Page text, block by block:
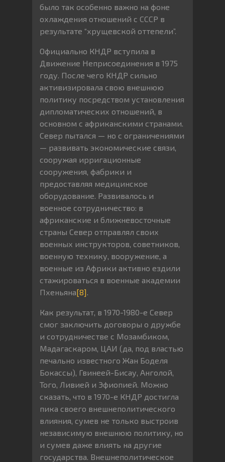
было так особенно важно на фоне
охлаждения отношений с СССР в
результате “хрущевской оттепели”.
Официально КНДР вступила в
Движение Неприсоединения в 1975
году. После чего КНДР сильно
активизировала свою внешнюю
политику посредством установления
дипломатических отношений, в
основном с африканскими странами.
Север пытался — но с ограничениями
— развивать экономические связи,
сооружая ирригационные
сооружения, фабрики и
предоставляя медицинское
оборудование. Развивалось и
военное сотрудничество: в
африканские и ближневосточные
страны Север отправлял своих
военных инструкторов, советников,
военную технику, вооружение, а
военные из Африки активно ездили
стажироваться в военные академии
Пхеньяна[8]
Как результат, в 1970-1980-е Север
смог заключить договоры о дружбе
и сотрудничестве с Мозамбиком,
Мадагаскаром, ЦАИ (да, под властью
печально известного Жан Боделя
Бокассы), Гвинеей-Бисау, Анголой,
Того, Ливией и Эфиопией. Можно
сказать, что в 1970-е КНДР достигла
пика своего внешнеполитического
влияния, сумев не только выстроив
независимую внешнюю политику, но
и сумев даже влиять на другие
государства. Внешнеполитическое